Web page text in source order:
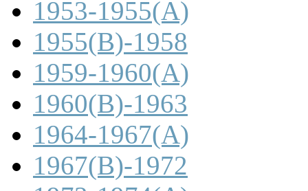
1953-1955(A)
1955(B)-1958
1959-1960(A)
1960(B)-1963
1964-1967(A)
1967(B)-1972